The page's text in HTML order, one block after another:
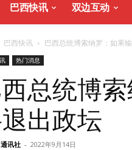
巴西快讯 双边互动
巴西快讯 巴西总统博索纳罗：如果
热门消息
总统博
出政坛
讯社 - 2022年9月14日